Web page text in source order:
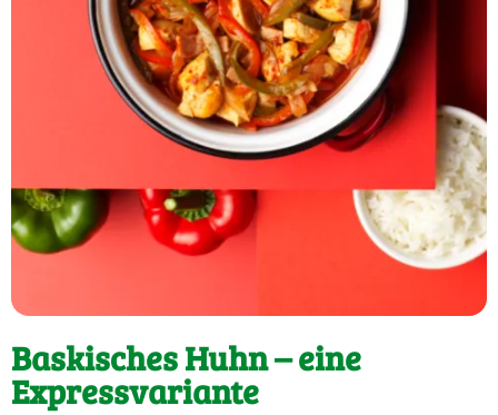
Baskisches Huhn – eine
Expressvariante